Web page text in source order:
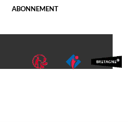
ABONNEMENT